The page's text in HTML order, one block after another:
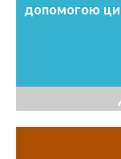
допомогою